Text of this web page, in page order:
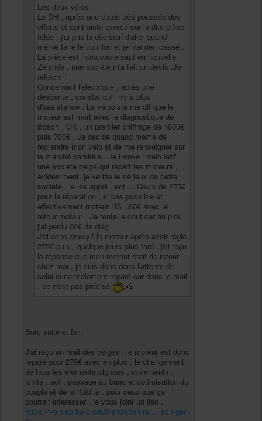
Les deux vélos .
Le DH , après une étude très poussée des
efforts et contrainte exercé sur la dite pièce
fêlée , j'ai pris la décision d'aller quand
même faire le couillon et je n'ai rien cassé .
La pièce est introuvable sauf en nouvelle
Zélande , une société m'a fait un devis .Je
réfléchi !
Concernant l'électrique , après une
descente , constat qu'il n'y a plus
d'assistance . Le vélociste me dit que le
moteur est mort avec le diagnostique de
Bosch . OK , un premier chiffrage de 1000€
puis 700€ . Je décide quand même de
reprendre mon vélo et de me renseigner sur
le marché parallèle . Je trouve " vélo lab"
une société belge qui repart les moteurs ,
évidemment, je vérifie le sérieux de cette
société , je les appel , ect ... Devis de 275€
pour la réparation , si pas possible et
effectivement moteur HS , 60€ avec le
retour moteur . Je tente le cout car au pire,
j'ai perdu 60€ de diag .
J'ai donc envoyé le moteur après avoir réglé
275€ puis , quelque jours plus tard , j'ai reçu
la réponse que mon moteur était de retour
chez moi , je suis donc dans l'attente de
celui-ci normalement réparé car dans le mail
, ce n'est pas précisé
Bon, suite et fin ,
J'ai reçu un mail des belges , le moteur est donc
réparé pour 279€ avec en plus , le changement
de tous les éléments pignons , roulements ,
joints , ect , passage au banc et optimisation du
couple et de la fluidité . pour ceux que ça
pourrait intéresser , je vous joint un lien .
https://velolab.be/produit/entretien-re ... sch-gen-